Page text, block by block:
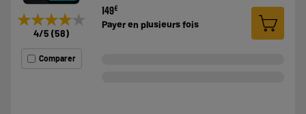
★★★★★
★★★★★
4/5 (58)
Comparer
149€
Payer en plusieurs fois